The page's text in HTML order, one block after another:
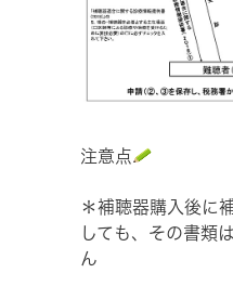
注意点
＊補聴器購入後に
しても、その書類
ん